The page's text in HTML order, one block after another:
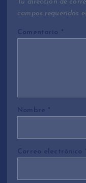
Tu dirección de
campos requeridos
Comentario *
Nombre *
Correo electrónico